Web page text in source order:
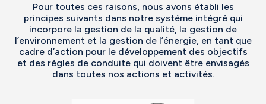
Pour toutes ces raisons, nous avons établi les
principes suivants dans notre système intégré qui
incorpore la gestion de la qualité, la gestion de
l’environnement et la gestion de l’énergie, en tant que
cadre d’action pour le développement des objectifs
et des règles de conduite qui doivent être envisagés
dans toutes nos actions et activités.